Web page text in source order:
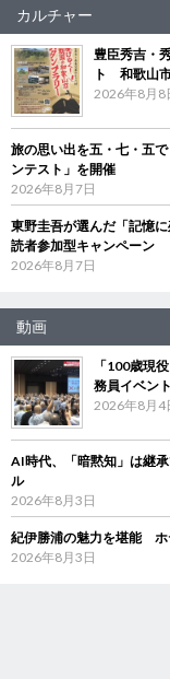
カルチャー
豊臣秀吉・
ト 和歌山
2026年8月8
旅の思い出を五・七・五
ンテスト」を開催
2026年8月7日
東野圭吾が選んだ「記憶
読者参加型キャンペーン
2026年8月7日
動画
「100歳現
務員イベン
2026年8月4
AI時代、「暗黙知」は継
ル
2026年8月3日
紀伊勝浦の魅力を堪能 ホ
2026年8月3日